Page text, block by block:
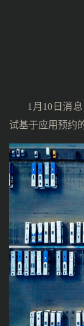
1月10日消
试基于应用预约